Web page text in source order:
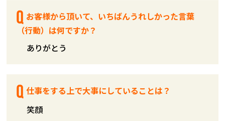
お客様から頂いて、いちばんうれしかった言葉
（行動）は何ですか？
ありがとう
仕事をする上で大事にしていることは？
笑顔